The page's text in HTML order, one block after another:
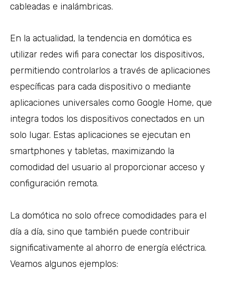
cableadas e inalámbricas.
En la actualidad, la tendencia en domótica es
utilizar redes wifi para conectar los dispositivos,
permitiendo controlarlos a través de aplicaciones
específicas para cada dispositivo o mediante
aplicaciones universales como Google Home, que
integra todos los dispositivos conectados en un
solo lugar. Estas aplicaciones se ejecutan en
smartphones y tabletas, maximizando la
comodidad del usuario al proporcionar acceso y
configuración remota.
La domótica no solo ofrece comodidades para el
día a día, sino que también puede contribuir
significativamente al ahorro de energía eléctrica.
Veamos algunos ejemplos: